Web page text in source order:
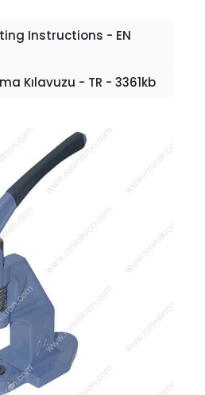
Instructions - EN
Kılavuzu - TR - 3361kb